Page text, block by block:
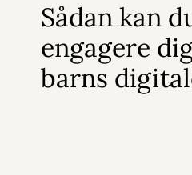
Sådan kan
engagere
barns